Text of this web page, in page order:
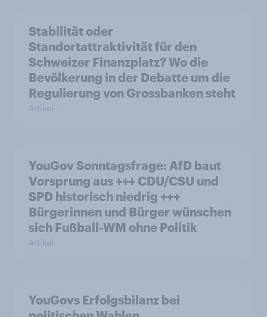
Stabilität oder
Standortattraktivität für den
Schweizer Finanzplatz? Wo die
Bevölkerung in der Debatte um die
Regulierung von Grossbanken steht
Artikel
YouGov Sonntagsfrage: AfD baut
Vorsprung aus +++ CDU/CSU und
SPD historisch niedrig +++
Bürgerinnen und Bürger wünschen
sich Fußball-WM ohne Politik
Artikel
YouGovs Erfolgsbilanz bei